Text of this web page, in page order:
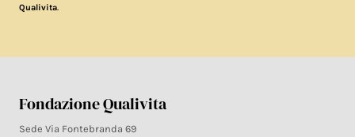
Qualivita.
Fondazione Qualivita
Sede Via Fontebranda 69